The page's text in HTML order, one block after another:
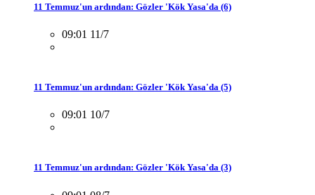
11 Temmuz'un ardından: Gözler 'Kök Yasa'da (6)
09:01 11/7
11 Temmuz'un ardından: Gözler 'Kök Yasa'da (5)
09:01 10/7
11 Temmuz'un ardından: Gözler 'Kök Yasa'da (3)